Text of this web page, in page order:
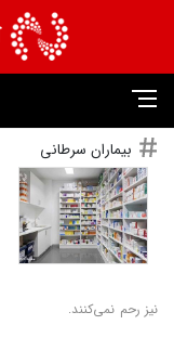
بیماران سرطانی
نیز رحم نمی‌کنند.